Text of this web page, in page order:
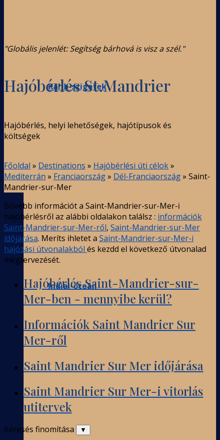
Karib-szigetek
Indiai-óceán
"Globális jelenlét: Segítség bárhová is visz a szél."
Hajóbérlés St.Mandrier
Hajóbérlés, helyi lehetőségek, hajótípusok és
költségek
Főoldal » Destinations » Hajóbérlési úti célok»
Mediterrán » Franciaország» Dél-Franciaország» Saint-
Mandrier-sur-Mer
Bővebb információt a Saint-Mandrier-sur-Mer-i
hajóbérlésről az alábbi oldalakon találsz : információk
Saint-Mandrier-sur-Mer-ről, Saint-Mandrier-sur-Mer
időjárása. Meríts ihletet a Saint-Mandrier-sur-Mer-i
hajózási útvonalakból és kezdd el következő útvonalad
megtervezését.
Hajóbérlés Saint-Mandrier-sur-
Mer-ben - mennyibe kerül?
Információk Saint Mandrier Sur
Mer-ről
Saint Mandrier Sur Mer időjárása
Saint Mandrier Sur Mer-i vitorlás
utitervek
Keresés finomítása ▼